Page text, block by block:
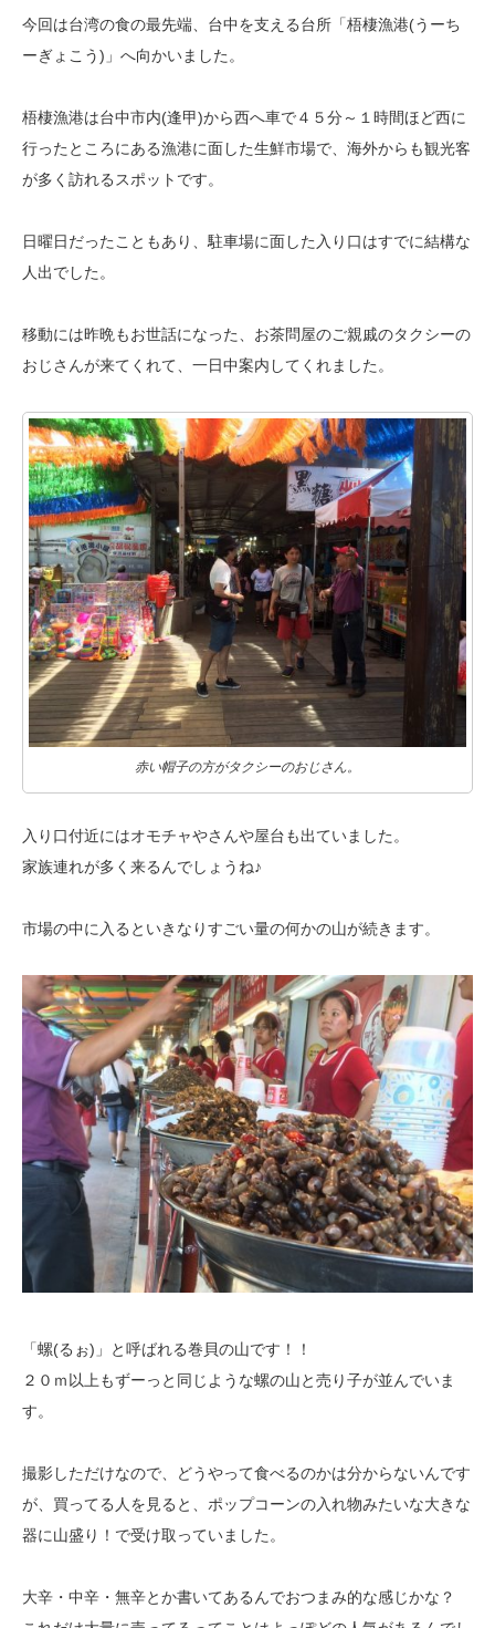
今回は台湾の食の最先端、台中を支える台所「梧棲漁港(うーち
ーぎょこう)」へ向かいました。
梧棲漁港は台中市内(逢甲)から西へ車で４５分～１時間ほど西に
行ったところにある漁港に面した生鮮市場で、海外からも観光客
が多く訪れるスポットです。
日曜日だったこともあり、駐車場に面した入り口はすでに結構な
人出でした。
移動には昨晩もお世話になった、お茶問屋のご親戚のタクシーの
おじさんが来てくれて、一日中案内してくれました。
赤い帽子の方がタクシーのおじさん。
入り口付近にはオモチャやさんや屋台も出ていました。
家族連れが多く来るんでしょうね♪
市場の中に入るといきなりすごい量の何かの山が続きます。
「螺(るぉ)」と呼ばれる巻貝の山です！！
２０ｍ以上もずーっと同じような螺の山と売り子が並んでいま
す。
撮影しただけなので、どうやって食べるのかは分からないんです
が、買ってる 人を見ると、ポップコーンの入れ物みたいな大きな
器に山盛り！で受け取っていました。
大辛・中辛・無辛とか書いてあるんでおつまみ的な感じかな？